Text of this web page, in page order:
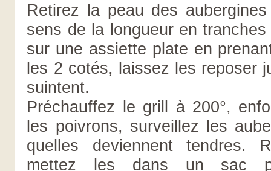
Retirez la peau des
sens de la longueur en
sur une assiette plate en
les 2 cotés, laissez les reposer
suintent.
Préchauffez le grill à 200°,
les poivrons, surveillez les
quelles deviennent tendres.
mettez les dans un sac